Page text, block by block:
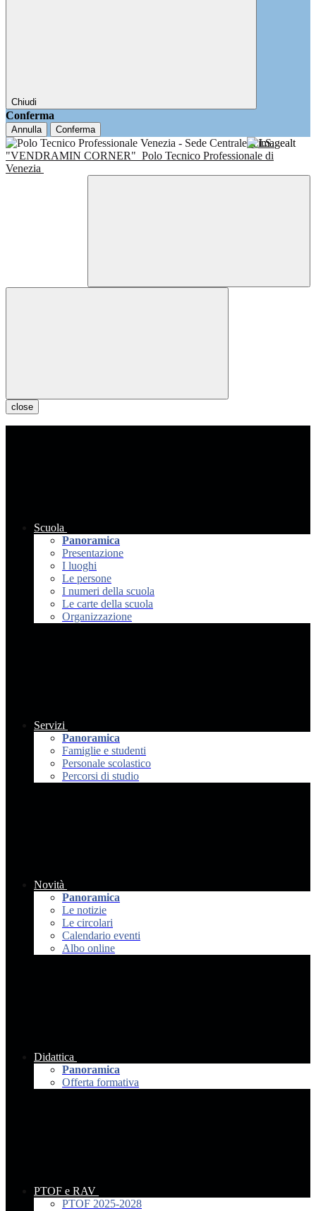
Chiudi
Conferma
Annulla Conferma
I.I.S.
"VENDRAMIN CORNER" Polo Tecnico Professionale di
Venezia
close
Scuola
Panoramica
Presentazione
I luoghi
Le persone
I numeri della scuola
Le carte della scuola
Organizzazione
Servizi
Panoramica
Famiglie e studenti
Personale scolastico
Percorsi di studio
Novità
Panoramica
Le notizie
Le circolari
Calendario eventi
Albo online
Didattica
Panoramica
Offerta formativa
PTOF e RAV
PTOF 2025-2028